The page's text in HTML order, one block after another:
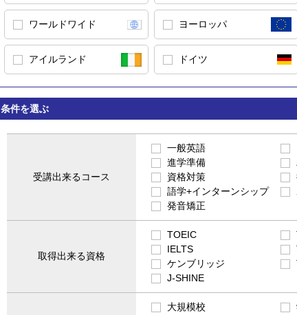
ワールドワイド ヨーロッパ
アイルランド ドイツ
条件を選ぶ
受講出来るコース
一般英語
進学準備
資格対策
語学+インターンシップ
発音矯正
取得出来る資格
TOEIC
IELTS
ケンブリッジ
J-SHINE
大規模校